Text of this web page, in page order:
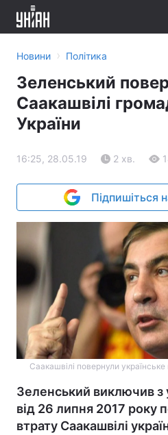
Новини › Політика
Зеленський
Саакашвілі
України
16:25, 28.05.19 2 хв.
Підпишіться
Саакашвілі повернули
Зеленський виключив
від 26 липня 2017 року
втрату Саакашвілі